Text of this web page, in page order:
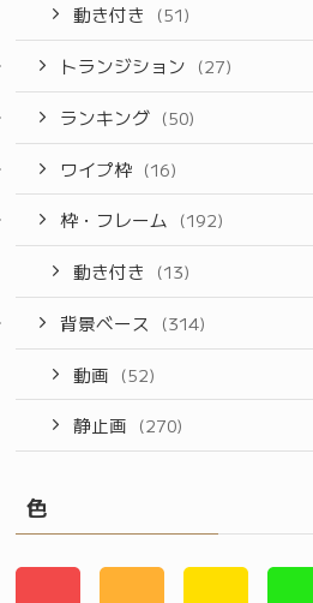
動き付き (51)
トランジション (27)
ランキング (50)
ワイプ枠 (16)
枠・フレーム (192)
動き付き (13)
背景ベース (314)
動画 (52)
静止画 (270)
色